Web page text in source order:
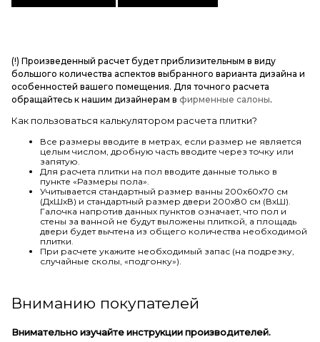
(!) Произведенный расчет будет приблизительным в виду
большого количества аспектов выбранного варианта дизайна и
особенностей вашего помещения. Для точного расчета
обращайтесь к нашим дизайнерам в фирменные салоны.
Как пользоваться калькулятором расчета плитки?
Все размеры вводите в метрах, если размер не является
целым числом, дробную часть вводите через точку или
запятую.
Для расчета плитки на пол вводите данные только в
пункте «Размеры пола».
Учитывается стандартный размер ванны 200х60х70 см
(ДхШхВ) и стандартный размер двери 200х80 см (ВхШ).
Галочка напротив данных пунктов означает, что пол и
стены за ванной не будут выложены плиткой, а площадь
двери будет вычтена из общего количества необходимой
плитки.
При расчете укажите необходимый запас (на подрезку,
случайные сколы, «подгонку»).
Вниманию покупателей
Внимательно изучайте инструкции производителей.